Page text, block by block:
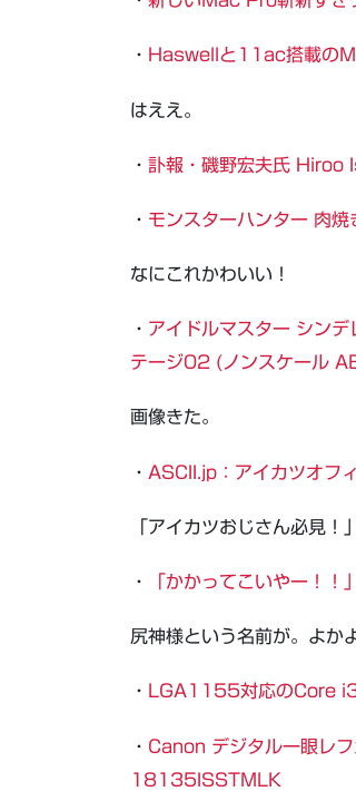
・ Haswellと11ac搭載の
はええ。
・ 訃報・磯野宏夫氏
・ モンスターハンター 肉
なにこれかわいい！
・ アイドルマスター シン
テージ02 (ノンスケール
画像きた。
・ ASCII.jp：アイカツオフ
「アイカツおじさん必見！
・ 「かかってこいやー！
尻神様という名前が。よか
・ LGA1155対応のCore
・ Canon デジタル一眼レ
18135ISSTMLK